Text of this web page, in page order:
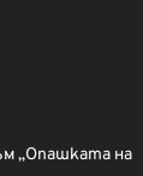
„Опашката на